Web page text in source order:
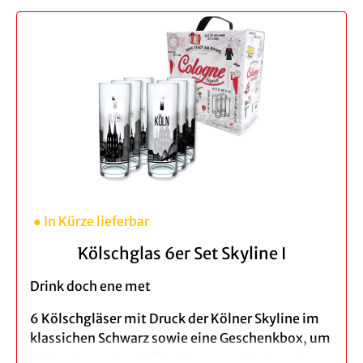
Maße: ca. 26 cm hoch, Durchmesser: Boden
ca. 10 cm & Öffnung ca. 7 cm
Farbe: transparent
Oberfläche eben
Spülmaschinengeeignet
Verpackung: brauner Geschenkkarton
● In Kürze lieferbar
Kölschglas 6er Set Skyline I
Drink doch ene met
6 Kölschgläser mit Druck der Kölner Skyline im
klassichen Schwarz sowie eine Geschenkbox, um